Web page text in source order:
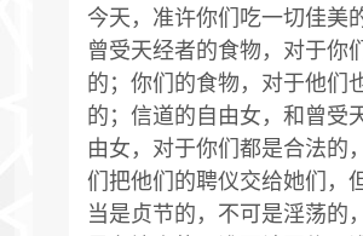
今天，准许你们吃一切佳美
曾受天经者的食物，对于你
的；你们的食物，对于他们
的；信道的自由女，和曾受
由女，对于你们都是合法的
们把他们的聘仪交给她们，
当是贞节的，不可是淫荡的